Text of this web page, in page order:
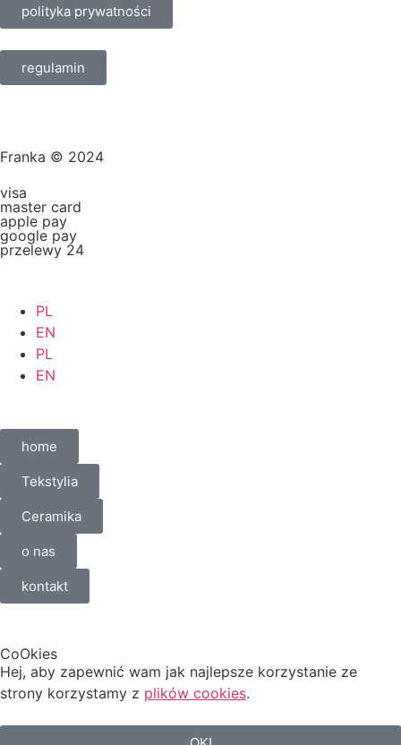
polityka prywatności
regulamin
Franka © 2024
visa
master card
apple pay
google pay
przelewy 24
PL
EN
PL
EN
home
Tekstylia
Ceramika
o nas
kontakt
CoOkies
Hej, aby zapewnić wam jak najlepsze korzystanie ze
strony korzystamy z plików cookies.